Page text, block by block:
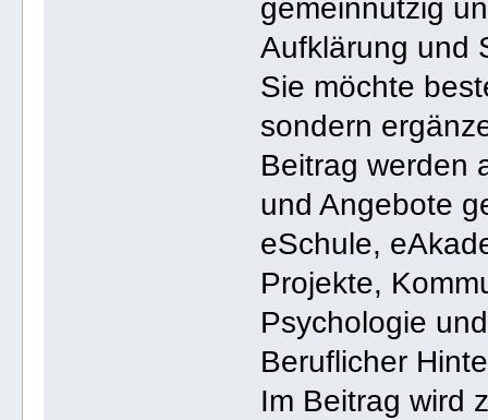
gemeinnützig
Aufklärung und
Sie möchte
sondern
Beitrag werden
und Angebote
eSchule,
Projekte,
Psychologie
Beruflicher
Im Beitrag wird